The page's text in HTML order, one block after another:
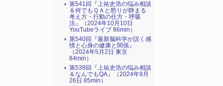
第541回『上祐史浩の悩み相談
＆何でもＱＡと怒りが静まる
考え方・行動の仕方・呼吸
法』（2024年10月10日
YouTubeライブ 86min）
第540回『最新脳科学が説く感
情と心身の健康と関係』
（2024年5月2日 東京
84min）
第539回『上祐史浩の悩み相談
＆なんでもQA』（2024年9月
26日 85min）